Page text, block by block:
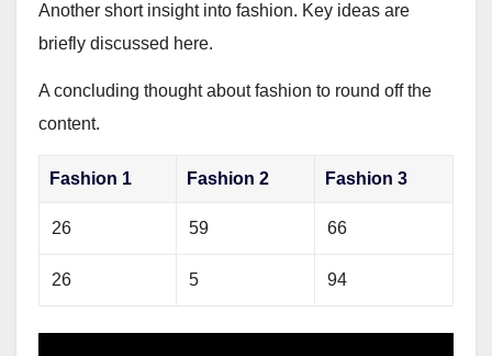
Another short insight into fashion. Key ideas are
briefly discussed here.
A concluding thought about fashion to round off the
content.
Fashion 1 Fashion 2 Fashion 3
26 59 66
26 5 94